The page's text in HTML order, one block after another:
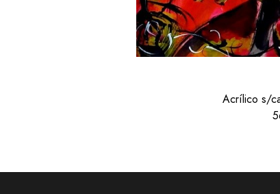
Acrílico s/